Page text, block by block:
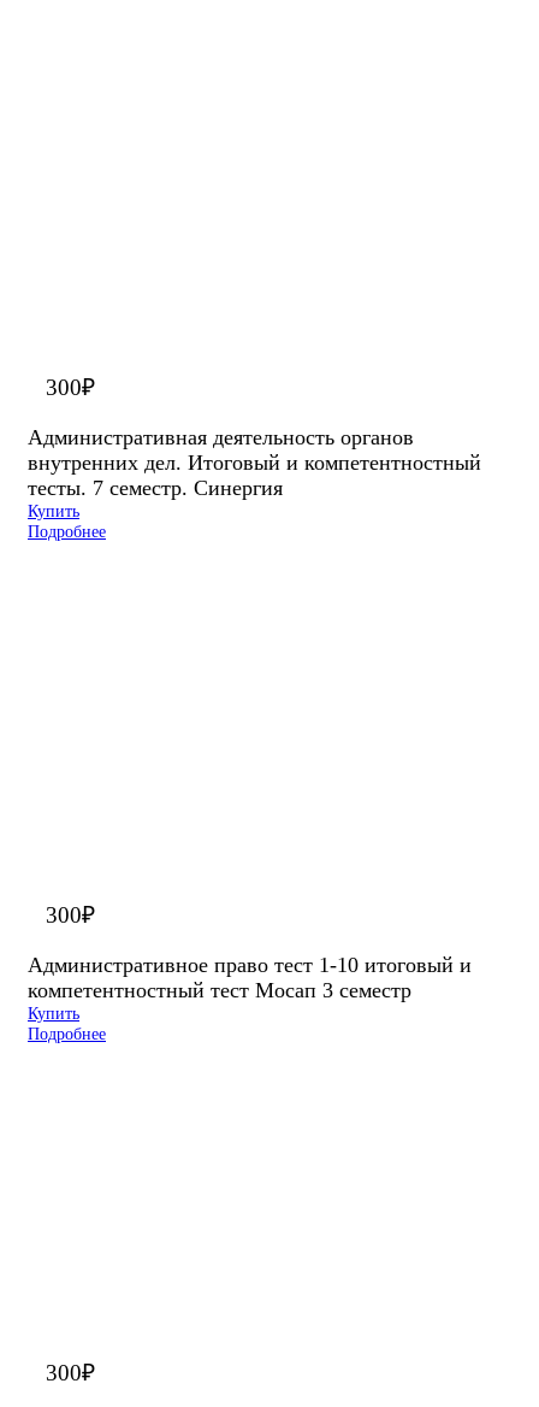
300₽
Административная деятельность органов
внутренних дел. Итоговый и компетентностный
тесты. 7 семестр. Синергия
Купить
Подробнее
300₽
Административное право тест 1-10 итоговый и
компетентностный тест Мосап 3 семестр
Купить
Подробнее
300₽